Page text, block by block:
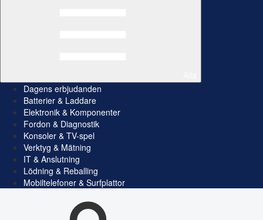
Dagens erbjudanden
Batterier & Laddare
Elektronik & Komponenter
Fordon & Diagnostik
Konsoler & TV-spel
Verktyg & Mätning
IT & Anslutning
Lödning & Reballing
Mobiltelefoner & Surfplattor